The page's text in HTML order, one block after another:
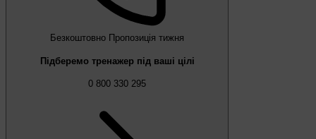
Безкоштовно Пропозиція тижня
Підберемо тренажер під ваші цілі
0 800 330 295